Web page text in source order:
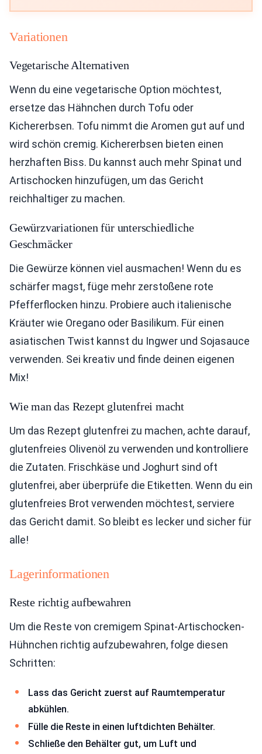
Variationen
Vegetarische Alternativen
Wenn du eine vegetarische Option möchtest,
ersetze das Hähnchen durch Tofu oder
Kichererbsen. Tofu nimmt die Aromen gut auf und
wird schön cremig. Kichererbsen bieten einen
herzhaften Biss. Du kannst auch mehr Spinat und
Artischocken hinzufügen, um das Gericht
reichhaltiger zu machen.
Gewürzvariationen für unterschiedliche
Geschmäcker
Die Gewürze können viel ausmachen! Wenn du es
schärfer magst, füge mehr zerstoßene rote
Pfefferflocken hinzu. Probiere auch italienische
Kräuter wie Oregano oder Basilikum. Für einen
asiatischen Twist kannst du Ingwer und Sojasauce
verwenden. Sei kreativ und finde deinen eigenen
Mix!
Wie man das Rezept glutenfrei macht
Um das Rezept glutenfrei zu machen, achte darauf,
glutenfreies Olivenöl zu verwenden und kontrolliere
die Zutaten. Frischkäse und Joghurt sind oft
glutenfrei, aber überprüfe die Etiketten. Wenn du ein
glutenfreies Brot verwenden möchtest, serviere
das Gericht damit. So bleibt es lecker und sicher für
alle!
Lagerinformationen
Reste richtig aufbewahren
Um die Reste von cremigem Spinat-Artischocken-
Hühnchen richtig aufzubewahren, folge diesen
Schritten:
Lass das Gericht zuerst auf Raumtemperatur
abkühlen.
Fülle die Reste in einen luftdichten Behälter.
Schließe den Behälter gut, um Luft und